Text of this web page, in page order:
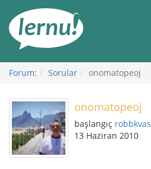
Görüntüleme
Forum: Sorular onomatopeoj
onomatopeoj
başlangıç
13 Haziran 2010